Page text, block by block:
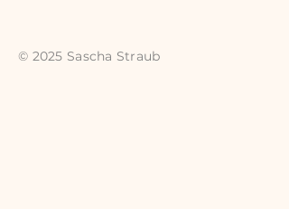
© 2025 Sascha Straub